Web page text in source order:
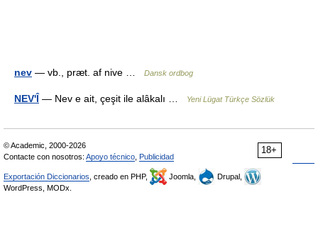
nev — vb., præt. af nive … Dansk ordbog
NEV'Î — Nev e ait, çeşit ile alâkalı … Yeni Lügat Türkçe Sözlük
18+
© Academic, 2000-2026
Contacte con nosotros: Apoyo técnico Publicidad
Exportación Diccionarios , creado en PHP, Joomla,
Drupal,
WordPress, MODx.